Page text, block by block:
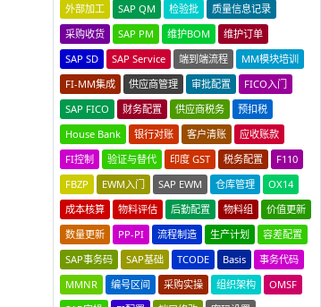
外部加工
SAP QM 检验批
质量信息记录
采购收货
SAP PM 维护BOM
维护订单
SAP SD
SAP Service 端到端流程
MM模块培训
FI-MM集成
供应商管理 审批配置
FICO入门
SAP FICO
财务配置 供应商税务
预扣税
House Bank
银行对账 客户清账
应收账款
FI控制
验证与替代 印度 GST 税务配置
F110
FBZP
EWM入门 SAP EWM 仓库管理
OX14
成本核算
物料评估 后勤配置 物料组
价值更新
数量更新
PP-PI 流程制造 生产计划
容差配置
SAP事务码
SAP基础 TCODE Basis
事务代码
MMNR
编号区间 采购实操 组织架构
OMSF